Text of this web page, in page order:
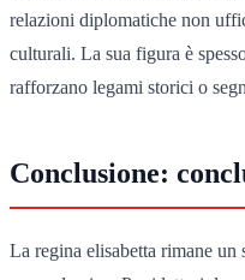
relazioni diplomatiche non
culturali. La sua figura è
rafforzano legami storici o
Conclusione:
La regina elisabetta rimane un